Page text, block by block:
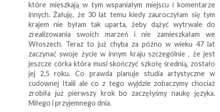
które mieszkają w tym wspaniałym miejscu i komentarze
innych. Żałuję, że 30 lat temu kiedy zauroczyłam się tym
krajem nie byłam tak uparta, żeby dążyć wytrwale do
zrealizowania swoich marzeń i nie zamieszkałam we
Włoszech. Teraz to już chyba za późno w wieku 47 lat
zaczynać swoje życie w innym kraju szczególnie , że jest
jeszcze córka która musi skończyć szkołę średnią, zostało
jej 2,5 roku. Co prawda planuje studia artystyczne w
cudownej Italii ale co z tego wyjdzie zobaczymy chociaż
zrobiła już pierwszy krok bo zaczęłyśmy naukę języka.
Miłego i przyjemnego dnia.